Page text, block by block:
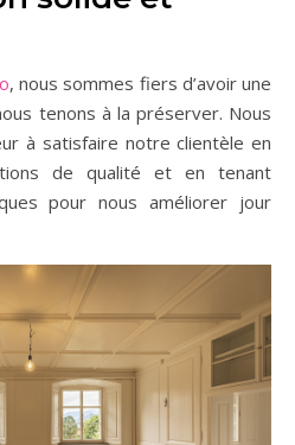
, nous sommes fiers d’avoir une
tenons à la préserver. Nous
à satisfaire notre clientèle en
de qualité et en tenant
pour nous améliorer jour